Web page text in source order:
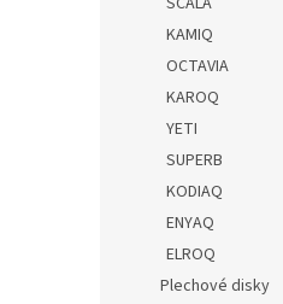
KAMIQ
OCTAVIA
KAROQ
YETI
SUPERB
KODIAQ
ENYAQ
ELROQ
Plechové disky